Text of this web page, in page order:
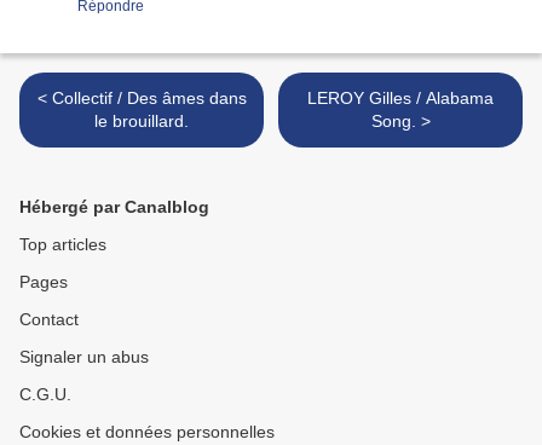
Répondre
< Collectif / Des âmes dans
le brouillard.
LEROY Gilles / Alabama
Song. >
Hébergé par Canalblog
Top articles
Pages
Contact
Signaler un abus
C.G.U.
Cookies et données personnelles